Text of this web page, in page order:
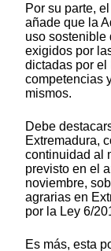
Por su parte,
añade que la
uso sostenible
exigidos por
dictadas por el
competencias
mismos.
Debe
Extremadura,
continuidad al
previsto en el
noviembre,
agrarias en
por la Ley 6/
Es más, esta